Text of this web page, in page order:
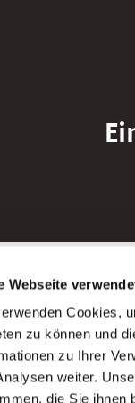
Webseite
Cookies,
zu können und
zu Ihrer
weiter.
die Sie ihnen